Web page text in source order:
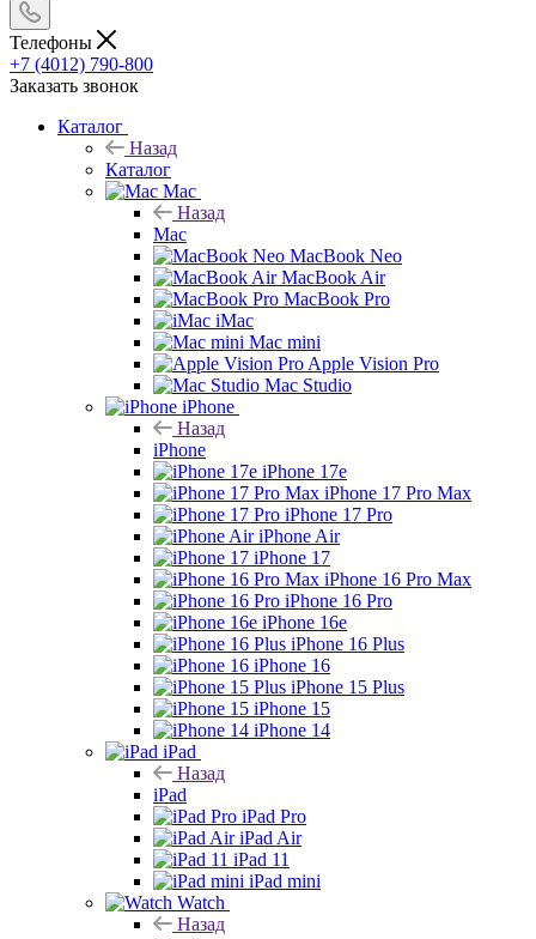
Телефоны
+7 (4012) 790-800
Заказать звонок
Каталог
Назад
Каталог
Mac
Назад
Mac
MacBook Neo
MacBook Air
MacBook Pro
iMac
Mac mini
Apple Vision Pro
Mac Studio
iPhone
Назад
iPhone
iPhone 17e
iPhone 17 Pro Max
iPhone 17 Pro
iPhone Air
iPhone 17
iPhone 16 Pro Max
iPhone 16 Pro
iPhone 16e
iPhone 16 Plus
iPhone 16
iPhone 15 Plus
iPhone 15
iPhone 14
iPad
Назад
iPad
iPad Pro
iPad Air
iPad 11
iPad mini
Watch
Назад